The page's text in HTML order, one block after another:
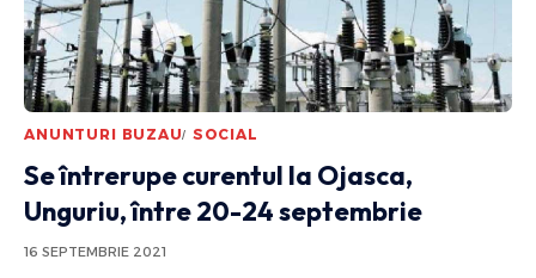
ANUNTURI BUZAU SOCIAL
Se întrerupe curentul la Ojasca,
Unguriu, între 20-24 septembrie
16 SEPTEMBRIE 2021